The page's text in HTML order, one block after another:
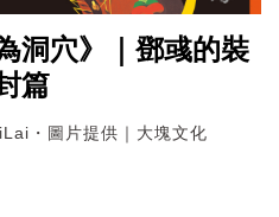
洞穴》｜鄧彧的裝
篇
・圖片提供｜大塊文化